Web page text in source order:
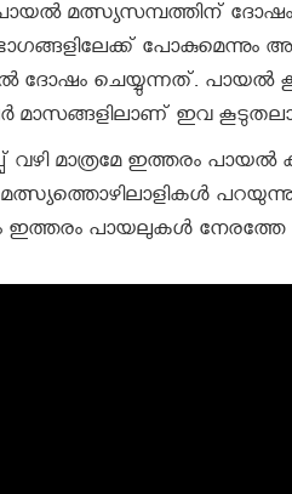
മത്സ്യസമ്പത്തിന്
ചെയ്യുന്നത്. പായല്‍
മാസങ്ങളിലാണ് ഇവ
മാത്രമേ ഇത്തരം പായല്‍
മത്സ്യത്തൊഴിലാളികള്‍
ഇത്തരം പായലുകള്‍ നേരത്തേ